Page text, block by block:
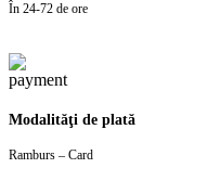
În 24-72 de ore
Modalităţi de plată
Ramburs – Card